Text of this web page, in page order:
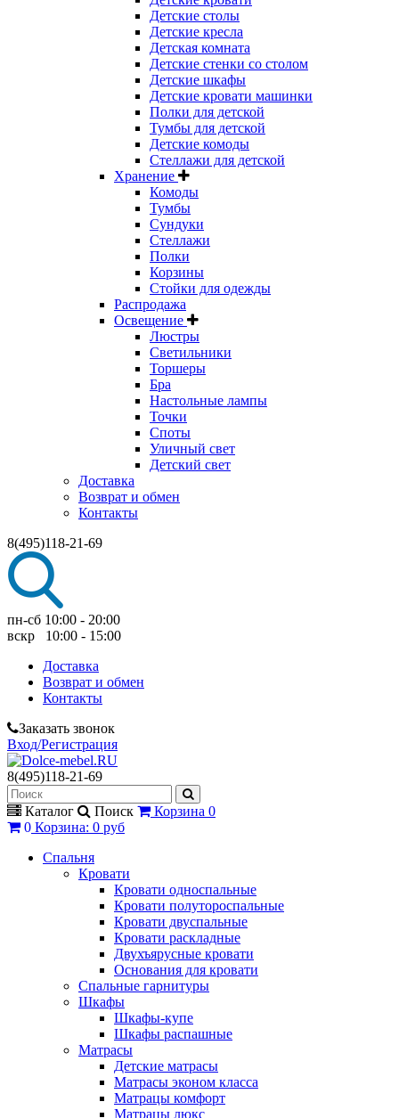
Детские столы
Детские кресла
Детская комната
Детские стенки со столом
Детские шкафы
Детские кровати машинки
Полки для детской
Тумбы для детской
Детские комоды
Стеллажи для детской
Хранение
Комоды
Тумбы
Сундуки
Стеллажи
Полки
Корзины
Стойки для одежды
Распродажа
Освещение
Люстры
Светильники
Торшеры
Бра
Настольные лампы
Точки
Споты
Уличный свет
Детский свет
Доставка
Возврат и обмен
Контакты
8(495)118-21-69
пн-сб 10:00 - 20:00
вскр 10:00 - 15:00
Доставка
Возврат и обмен
Контакты
Заказать звонок
Вход/Регистрация
8(495)118-21-69
Каталог Поиск Корзина 0
0 Корзина: 0 руб
Спальня
Кровати
Кровати односпальные
Кровати полутороспальные
Кровати двуспальные
Кровати раскладные
Двухъярусные кровати
Основания для кровати
Спальные гарнитуры
Шкафы
Шкафы-купе
Шкафы распашные
Матрасы
Детские матрасы
Матрасы эконом класса
Матрацы комфорт
Матрацы люкс